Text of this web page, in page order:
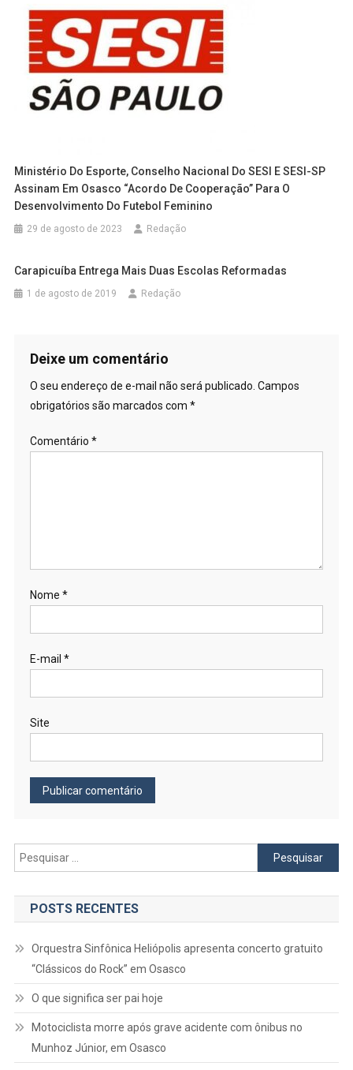
Ministério Do Esporte, Conselho Nacional Do SESI E SESI-SP
Assinam Em Osasco “Acordo De Cooperação” Para O
Desenvolvimento Do Futebol Feminino
29 de agosto de 2023 Redação
Carapicuíba Entrega Mais Duas Escolas Reformadas
1 de agosto de 2019 Redação
Deixe um comentário
O seu endereço de e-mail não será publicado. Campos
obrigatórios são marcados com *
Comentário *
Nome *
E-mail *
Site
Pesquisar
por:
POSTS RECENTES
Orquestra Sinfônica Heliópolis apresenta concerto gratuito
“Clássicos do Rock” em Osasco
O que significa ser pai hoje
Motociclista morre após grave acidente com ônibus no
Munhoz Júnior, em Osasco